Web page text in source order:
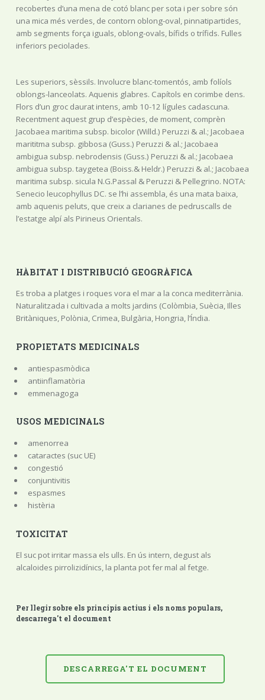
recobertes d’una mena de cotó blanc per sota i per sobre són
una mica més verdes, de contorn oblong-oval, pinnatipartides,
amb segments força iguals, oblong-ovals, bífids o trífids. Fulles
inferiors peciolades.
Les superiors, sèssils. Involucre blanc-tomentós, amb folíols
oblongs-lanceolats. Aquenis glabres. Capítols en corimbe dens.
Flors d’un groc daurat intens, amb 10-12 lígules cadascuna.
Recentment aquest grup d’espècies, de moment, comprèn
Jacobaea maritima subsp. bicolor (Willd.) Peruzzi & al.; Jacobaea
marititma subsp. gibbosa (Guss.) Peruzzi & al.; Jacobaea
ambigua subsp. nebrodensis (Guss.) Peruzzi & al.; Jacobaea
ambigua subsp. taygetea (Boiss.& Heldr.) Peruzzi & al.; Jacobaea
maritima subsp. sicula N.G.Passal & Peruzzi & Pellegrino. NOTA:
Senecio leucophyllus DC. se l’hi assembla, és una mata baixa,
amb aquenis peluts, que creix a clarianes de pedruscalls de
l’estatge alpí als Pirineus Orientals.
HÀBITAT I DISTRIBUCIÓ GEOGRÀFICA
Es troba a platges i roques vora el mar a la conca mediterrània.
Naturalitzada i cultivada a molts jardins (Colòmbia, Suècia, Illes
Britàniques, Polònia, Crimea, Bulgària, Hongria, l’Índia.
PROPIETATS MEDICINALS
antiespasmòdica
antiinflamatòria
emmenagoga
USOS MEDICINALS
amenorrea
cataractes (suc UE)
congestió
conjuntivitis
espasmes
histèria
TOXICITAT
El suc pot irritar massa els ulls. En ús intern, degust als
alcaloides pirrolizidínics, la planta pot fer mal al fetge.
Per llegir sobre els principis actius i els noms populars,
descarrega't el document
DESCARREGA'T EL DOCUMENT